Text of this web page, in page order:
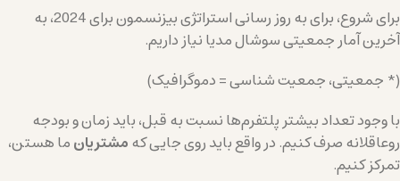
برای شروع، برای به روز رسانی استراتژی بیزنسمون برای 2024، به
آخرین آمار جمعیتی سوشال مدیا نیاز داریم.
(* جمعیتی، جمعیت شناسی = دموگرافیک)
با وجود تعداد بیشتر پلتفرم‌ها نسبت به قبل، باید زمان و بودجه
روعاقلانه صرف کنیم. در واقع باید روی جایی کهمشتریانما هستن،
تمرکز کنیم.